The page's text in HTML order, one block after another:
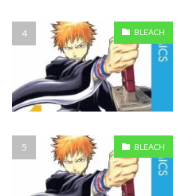
BLEACH
BLEACH